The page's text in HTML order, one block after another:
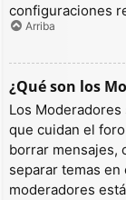
configuraciones
Arriba
¿Qué son los
Los
que cuidan el
borrar mensajes,
separar temas
moderadores